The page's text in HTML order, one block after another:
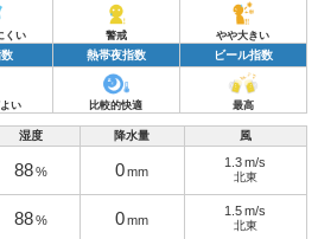
くい 警戒 やや大きい
熱帯夜指数 ビール指数
い 比較的快適 最高
湿度 降水量 風
88 % 0 mm
1.3 m/s
北東
88 % 0 mm
1.5 m/s
北東